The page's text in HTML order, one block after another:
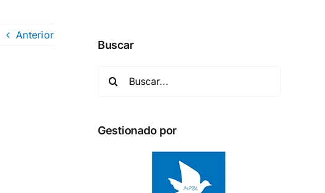
Anterior
Buscar
Gestionado por